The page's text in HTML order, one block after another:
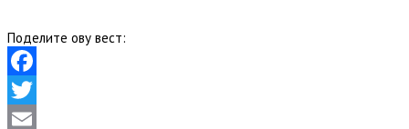
Поделите ову вест:
Facebook
Twitter